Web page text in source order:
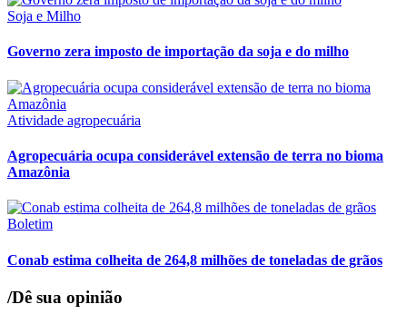
Soja e Milho
Governo zera imposto de importação da soja e do milho
Atividade agropecuária
Agropecuária ocupa considerável extensão de terra no bioma
Amazônia
Boletim
Conab estima colheita de 264,8 milhões de toneladas de grãos
/Dê sua opinião